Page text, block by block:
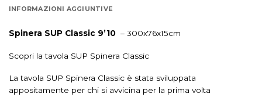
INFORMAZIONI AGGIUNTIVE
Spinera SUP Classic 9’10 – 300x76x15cm
Scopri la tavola SUP Spinera Classic
La tavola SUP Spinera Classic è stata sviluppata
appositamente per chi si avvicina per la prima volta